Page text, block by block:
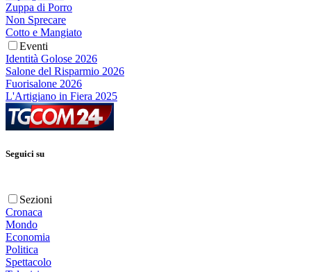
Zuppa di Porro
Non Sprecare
Cotto e Mangiato
Eventi
Identità Golose 2026
Salone del Risparmio 2026
Fuorisalone 2026
L'Artigiano in Fiera 2025
Seguici su
Sezioni
Cronaca
Mondo
Economia
Politica
Spettacolo